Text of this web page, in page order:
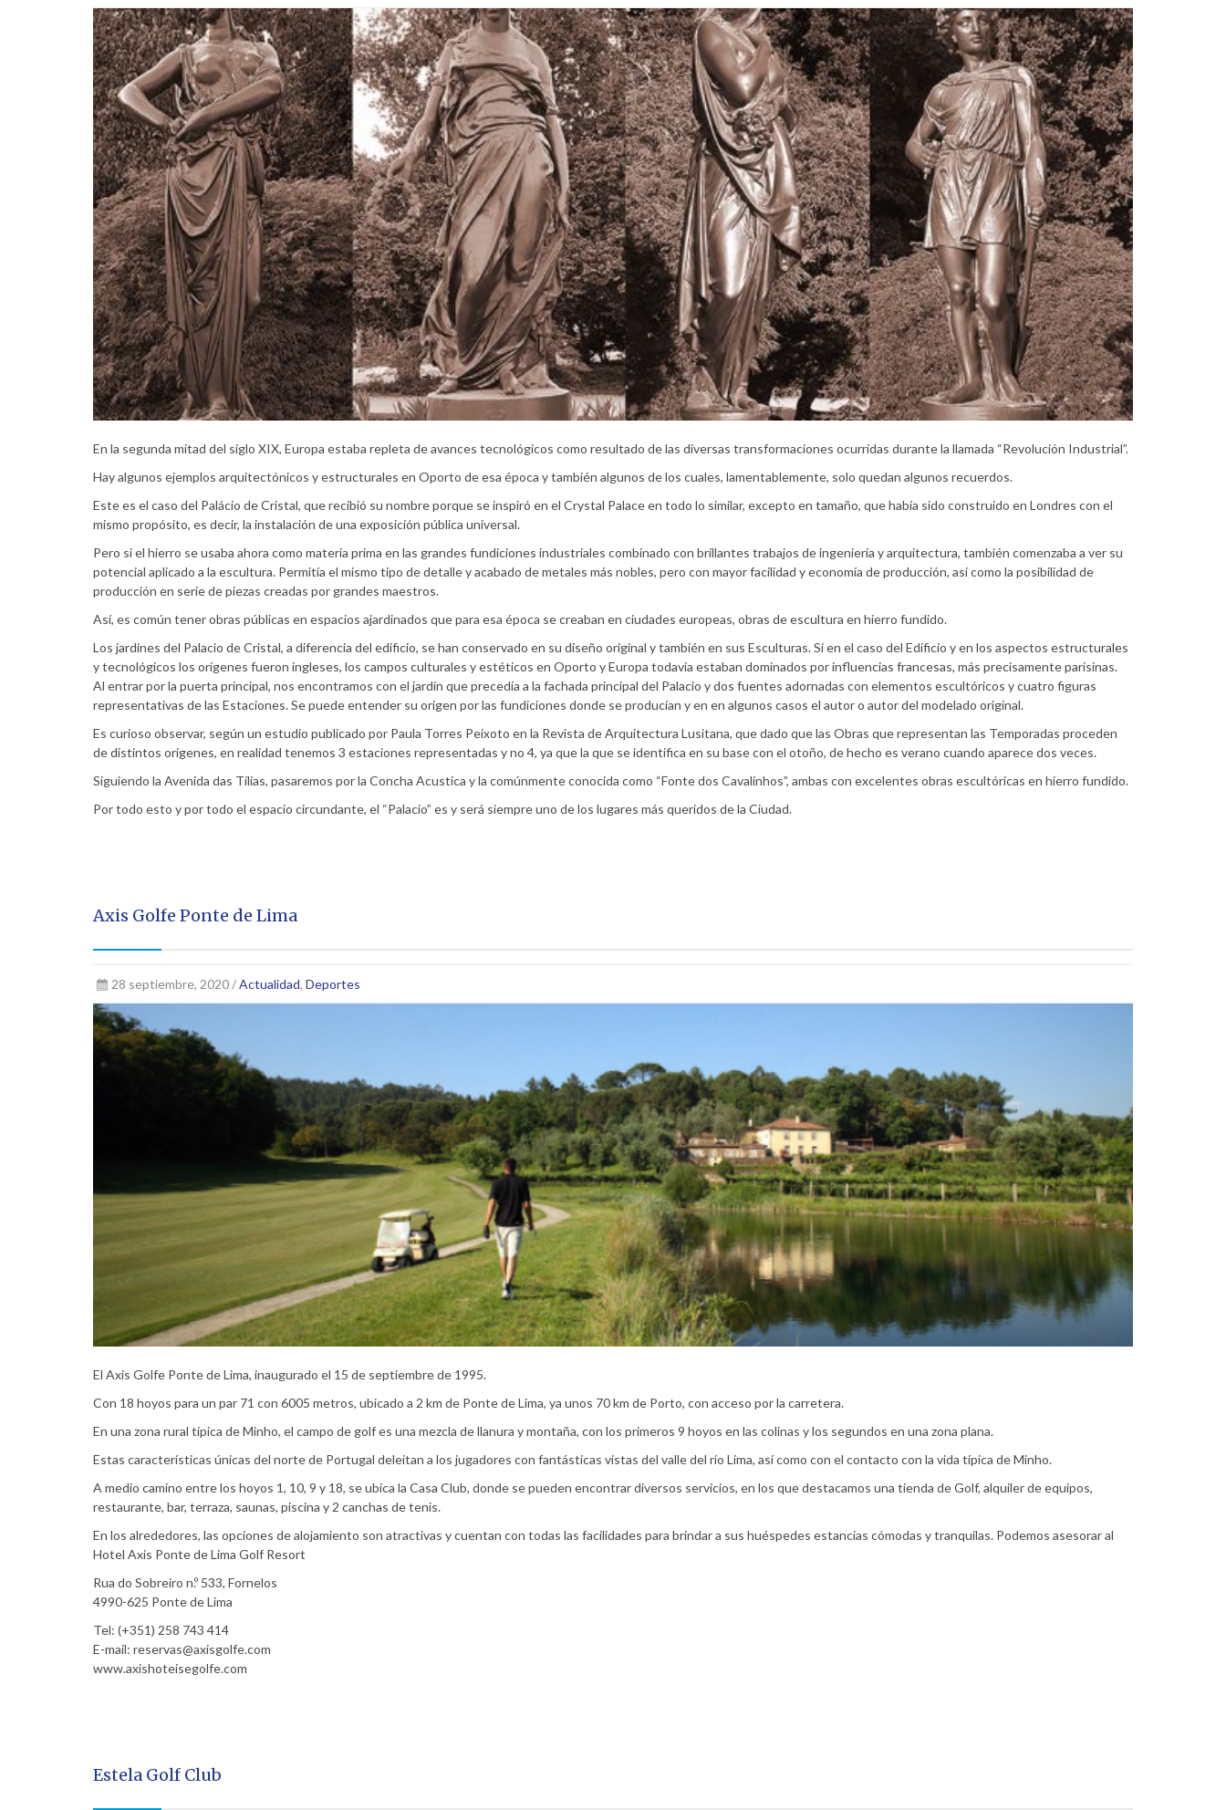
En la segunda mitad del siglo XIX, Europa estaba repleta de avances tecnológicos como resultado de las diversas transformaciones ocurridas durante la llamada “Revolución Industrial”.
Hay algunos ejemplos arquitectónicos y estructurales en Oporto de esa época y también algunos de los cuales, lamentablemente, solo quedan algunos recuerdos.
Este es el caso del Palácio de Cristal, que recibió su nombre porque se inspiró en el Crystal Palace en todo lo similar, excepto en tamaño, que había sido construido en Londres con el
mismo propósito, es decir, la instalación de una exposición pública universal.
Pero si el hierro se usaba ahora como materia prima en las grandes fundiciones industriales combinado con brillantes trabajos de ingeniería y arquitectura, también comenzaba a ver su
potencial aplicado a la escultura. Permitía el mismo tipo de detalle y acabado de metales más nobles, pero con mayor facilidad y economía de producción, así como la posibilidad de
producción en serie de piezas creadas por grandes maestros.
Así, es común tener obras públicas en espacios ajardinados que para esa época se creaban en ciudades europeas, obras de escultura en hierro fundido.
Los jardines del Palacio de Cristal, a diferencia del edificio, se han conservado en su diseño original y también en sus Esculturas. Si en el caso del Edificio y en los aspectos estructurales
y tecnológicos los orígenes fueron ingleses, los campos culturales y estéticos en Oporto y Europa todavía estaban dominados por influencias francesas, más precisamente parisinas.
Al entrar por la puerta principal, nos encontramos con el jardín que precedía a la fachada principal del Palacio y dos fuentes adornadas con elementos escultóricos y cuatro figuras
representativas de las Estaciones. Se puede entender su origen por las fundiciones donde se producían y en en algunos casos el autor o autor del modelado original.
Es curioso observar, según un estudio publicado por Paula Torres Peixoto en la Revista de Arquitectura Lusitana, que dado que las Obras que representan las Temporadas proceden
de distintos orígenes, en realidad tenemos 3 estaciones representadas y no 4, ya que la que se identifica en su base con el otoño, de hecho es verano cuando aparece dos veces.
Siguiendo la Avenida das Tílias, pasaremos por la Concha Acustica y la comúnmente conocida como “Fonte dos Cavalinhos”, ambas con excelentes obras escultóricas en hierro fundido.
Por todo esto y por todo el espacio circundante, el “Palacio” es y será siempre uno de los lugares más queridos de la Ciudad.
Axis Golfe Ponte de Lima
28 septiembre, 2020 /Actualidad, Deportes
El Axis Golfe Ponte de Lima, inaugurado el 15 de septiembre de 1995.
Con 18 hoyos para un par 71 con 6005 metros, ubicado a 2 km de Ponte de Lima, ya unos 70 km de Porto, con acceso por la carretera.
En una zona rural típica de Minho, el campo de golf es una mezcla de llanura y montaña, con los primeros 9 hoyos en las colinas y los segundos en una zona plana.
Estas características únicas del norte de Portugal deleitan a los jugadores con fantásticas vistas del valle del río Lima, así como con el contacto con la vida típica de Minho.
A medio camino entre los hoyos 1, 10, 9 y 18, se ubica la Casa Club, donde se pueden encontrar diversos servicios, en los que destacamos una tienda de Golf, alquiler de equipos,
restaurante, bar, terraza, saunas, piscina y 2 canchas de tenis.
En los alrededores, las opciones de alojamiento son atractivas y cuentan con todas las facilidades para brindar a sus huéspedes estancias cómodas y tranquilas. Podemos asesorar al
Hotel Axis Ponte de Lima Golf Resort
Rua do Sobreiro n.º 533, Fornelos
4990-625 Ponte de Lima
Tel: (+351) 258 743 414
E-mail: reservas@axisgolfe.com
www.axishoteisegolfe.com
Estela Golf Club